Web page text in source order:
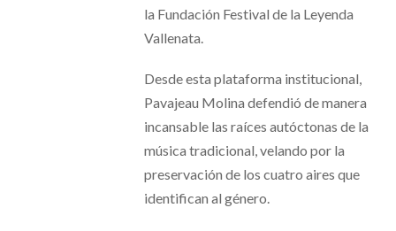
la Fundación Festival de la Leyenda
Vallenata.
Desde esta plataforma institucional,
Pavajeau Molina defendió de manera
incansable las raíces autóctonas de la
música tradicional, velando por la
preservación de los cuatro aires que
identifican al género.